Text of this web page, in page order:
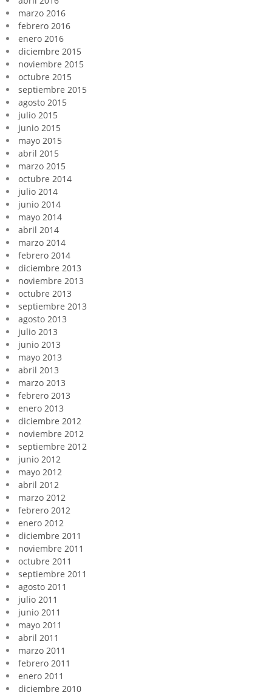
marzo 2016
febrero 2016
enero 2016
diciembre 2015
noviembre 2015
octubre 2015
septiembre 2015
agosto 2015
julio 2015
junio 2015
mayo 2015
abril 2015
marzo 2015
octubre 2014
julio 2014
junio 2014
mayo 2014
abril 2014
marzo 2014
febrero 2014
diciembre 2013
noviembre 2013
octubre 2013
septiembre 2013
agosto 2013
julio 2013
junio 2013
mayo 2013
abril 2013
marzo 2013
febrero 2013
enero 2013
diciembre 2012
noviembre 2012
septiembre 2012
junio 2012
mayo 2012
abril 2012
marzo 2012
febrero 2012
enero 2012
diciembre 2011
noviembre 2011
octubre 2011
septiembre 2011
agosto 2011
julio 2011
junio 2011
mayo 2011
abril 2011
marzo 2011
febrero 2011
enero 2011
diciembre 2010